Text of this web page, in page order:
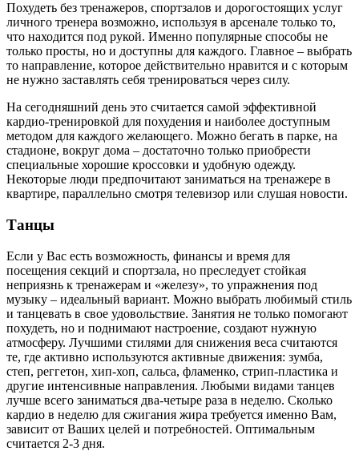
Похудеть без тренажеров, спортзалов и дорогостоящих услуг
личного тренера возможно, используя в арсенале только то,
что находится под рукой. Именно популярные способы не
только просты, но и доступны для каждого. Главное – выбрать
то направление, которое действительно нравится и с которым
не нужно заставлять себя тренироваться через силу.
На сегодняшний день это считается самой эффективной
кардио-тренировкой для похудения и наиболее доступным
методом для каждого желающего. Можно бегать в парке, на
стадионе, вокруг дома – достаточно только приобрести
специальные хорошие кроссовки и удобную одежду.
Некоторые люди предпочитают заниматься на тренажере в
квартире, параллельно смотря телевизор или слушая новости.
Танцы
Если у Вас есть возможность, финансы и время для
посещения секций и спортзала, но преследует стойкая
неприязнь к тренажерам и «железу», то упражнения под
музыку – идеальный вариант. Можно выбрать любимый стиль
и танцевать в свое удовольствие. Занятия не только помогают
похудеть, но и поднимают настроение, создают нужную
атмосферу. Лучшими стилями для снижения веса считаются
те, где активно используются активные движения: зумба,
степ, реггетон, хип-хоп, сальса, фламенко, стрип-пластика и
другие интенсивные направления. Любыми видами танцев
лучше всего заниматься два-четыре раза в неделю. Сколько
кардио в неделю для сжигания жира требуется именно Вам,
зависит от Ваших целей и потребностей. Оптимальным
считается 2-3 дня.